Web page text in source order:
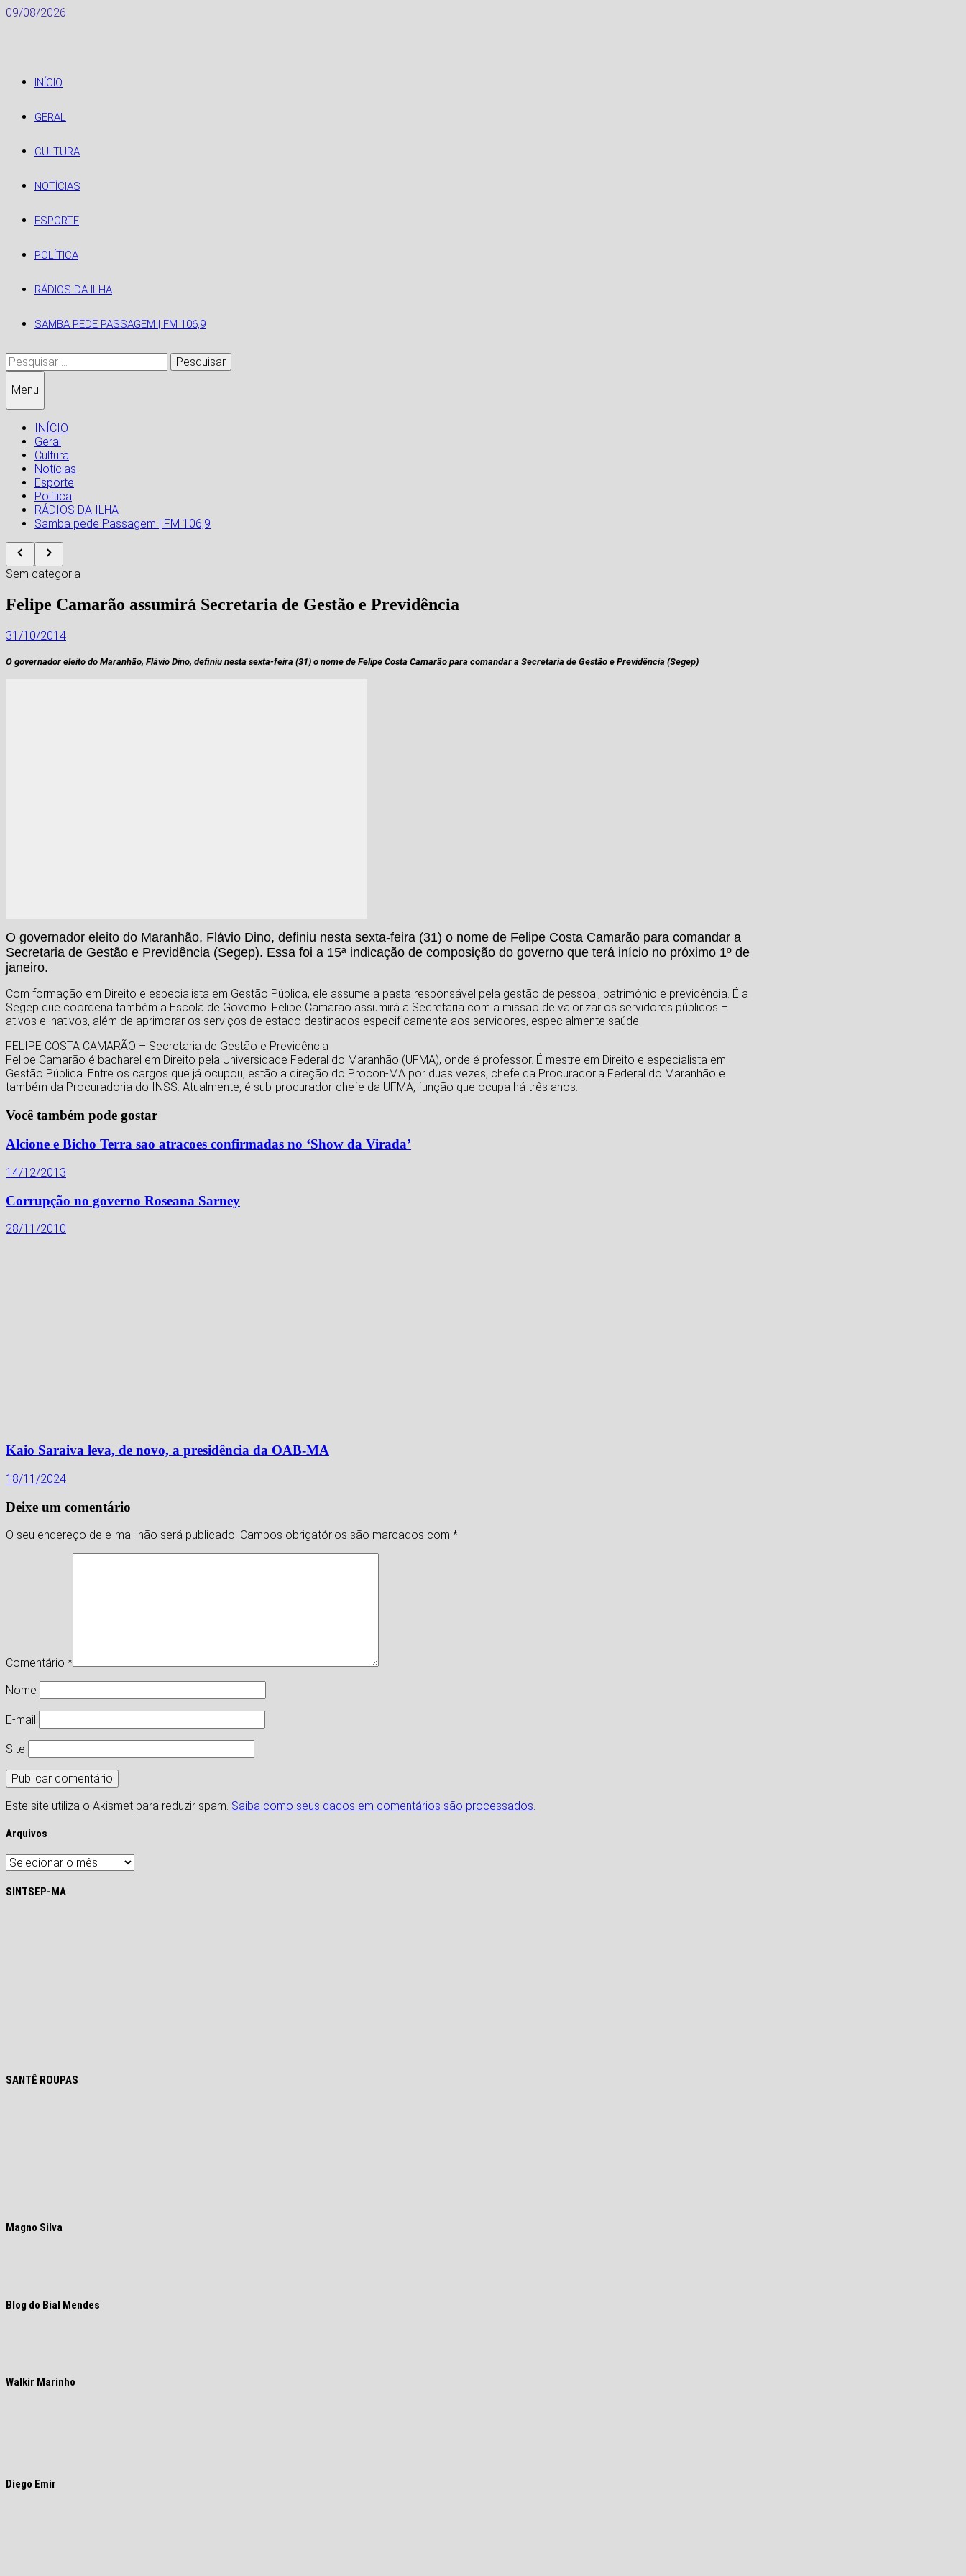
Skip
09/08/2026
INÍCIO
GERAL
CULTURA
NOTÍCIAS
ESPORTE
POLÍTICA
RÁDIOS DA ILHA
SAMBA PEDE PASSAGEM | FM 106,9
Pesquisar
por:
Menu
INÍCIO
Geral
Cultura
Notícias
Esporte
Política
RÁDIOS DA ILHA
Samba pede Passagem | FM 106,9
Sem categoria
Felipe Camarão assumirá Secretaria de Gestão e Previdência
31/10/2014
O governador eleito do Maranhão, Flávio Dino, definiu nesta sexta-feira (31) o nome de Felipe Costa Camarão para comandar a Secretaria de Gestão e Previdência (Segep)
O governador eleito do Maranhão, Flávio Dino, definiu nesta sexta-feira (31) o nome de Felipe Costa Camarão para comandar a
Secretaria de Gestão e Previdência (Segep). Essa foi a 15ª indicação de composição do governo que terá início no próximo 1º de
janeiro.
Com formação em Direito e especialista em Gestão Pública, ele assume a pasta responsável pela gestão de pessoal, patrimônio e previdência. É a
Segep que coordena também a Escola de Governo. Felipe Camarão assumirá a Secretaria com a missão de valorizar os servidores públicos –
ativos e inativos, além de aprimorar os serviços de estado destinados especificamente aos servidores, especialmente saúde.
FELIPE COSTA CAMARÃO – Secretaria de Gestão e Previdência
Felipe Camarão é bacharel em Direito pela Universidade Federal do Maranhão (UFMA), onde é professor. É mestre em Direito e especialista em
Gestão Pública. Entre os cargos que já ocupou, estão a direção do Procon-MA por duas vezes, chefe da Procuradoria Federal do Maranhão e
também da Procuradoria do INSS. Atualmente, é sub-procurador-chefe da UFMA, função que ocupa há três anos.
Você também pode gostar
Alcione e Bicho Terra sao atracoes confirmadas no ‘Show da Virada’
14/12/2013
Corrupção no governo Roseana Sarney
28/11/2010
Kaio Saraiva leva, de novo, a presidência da OAB-MA
18/11/2024
Deixe um comentário
O seu endereço de e-mail não será publicado. Campos obrigatórios são marcados com *
Comentário *
Nome
E-mail
Site
Este site utiliza o Akismet para reduzir spam. Saiba como seus dados em comentários são processados.
Arquivos
Arquivos
SINTSEP-MA
SANTÊ ROUPAS
Magno Silva
Blog do Bial Mendes
Walkir Marinho
Diego Emir